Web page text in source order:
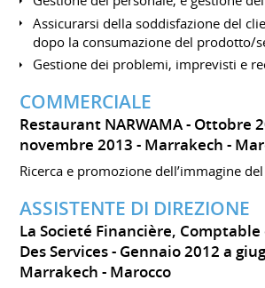
Assicurarsi della soddisfazione del
dopo la consumazione del prodotto/
Gestione dei problemi, imprevisti e
COMMERCIALE
Restaurant NARWAMA
Ottobre
novembre 2013 Marrakech
Ricerca e promozione dell’immagine
ASSISTENTE DI DIREZIONE
La Societé Financière,
Des Services
Gennaio 2012 a
Marrakech
Marocco